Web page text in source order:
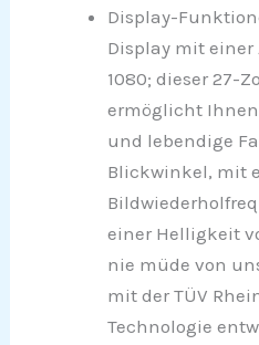
Display-
Display mit einer
1080; dieser 27-
ermöglicht
und lebendige
Blickwinkel, mit
einer Helligkeit
nie müde von
mit der TÜV
Technologie